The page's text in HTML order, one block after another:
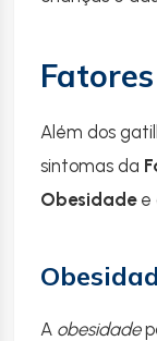
Além dos
sintomas da
Obesidadee
A obesidade